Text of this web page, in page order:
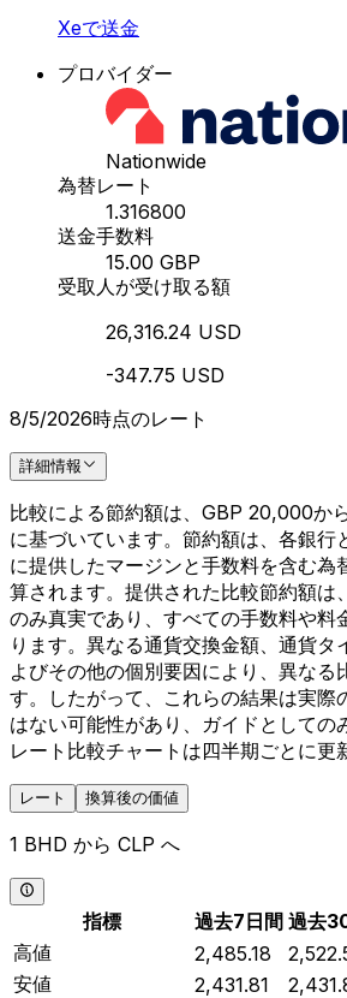
Xeで送金
プロバイダー
Nationwide
為替レート
1.316800
送金手数料
15.00 GBP
受取人が受け取る額
26,316.24 USD
-347.75 USD
8/5/2026時点のレート
詳細情報
比較による節約額は、GBP 20,000か
に基づいています。節約額は、各銀
に提供したマージンと手数料を含む為
算されます。提供された比較節約額は
のみ真実であり、すべての手数料や料
ります。異なる通貨交換金額、通貨タ
よびその他の個別要因により、異なる
す。したがって、これらの結果は実際
はない可能性があり、ガイドとしての
レート比較チャートは四半期ごとに更
レート 換算後の価値
1 BHD から CLP へ
指標 過去7日間 過去
高値
2,485.18
安値
2,431.81